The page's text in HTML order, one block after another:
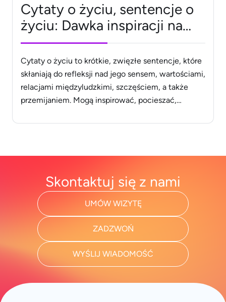
Cytaty o życiu, sentencje o
życiu: Dawka inspiracji na
trudne dni
Cytaty o życiu to krótkie, zwięzłe sentencje, które
skłaniają do refleksji nad jego sensem, wartościami,
relacjami międzyludzkimi, szczęściem, a także
przemijaniem. Mogą inspirować, pocieszać,
radzeniu sobie z trudnościami. Sięgają po nie
Skontaktuj się z nami
UMÓW WIZYTĘ
ZADZWOŃ
WYŚLIJ WIADOMOŚĆ